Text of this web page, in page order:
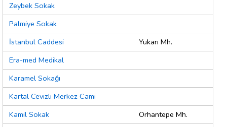
Zeybek Sokak
Palmiye Sokak
İstanbul Caddesi
Yukarı Mh.
Era-med Medikal
Karamel Sokağı
Kartal Cevizli Merkez Cami
Kamil Sokak
Orhantepe Mh.